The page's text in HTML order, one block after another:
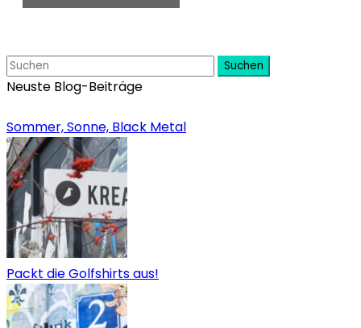
Suchen
Neuste Blog-Beiträge
Sommer, Sonne, Black Metal
Packt die Golfshirts aus!